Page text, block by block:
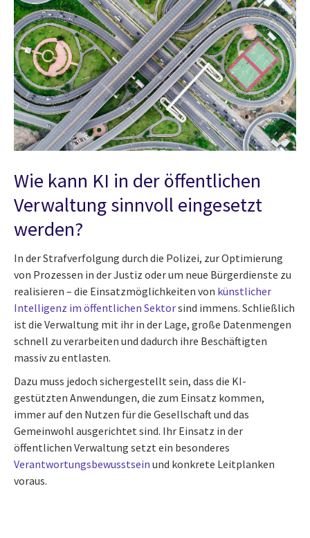
Wie kann KI in der öffentlichen
Verwaltung sinnvoll eingesetzt
werden?
In der Strafverfolgung durch die Polizei, zur Optimierung
von Prozessen in der Justiz oder um neue Bürgerdienste zu
realisieren – die Einsatzmöglichkeiten von künstlicher
Intelligenz im öffentlichen Sektorsind immens. Schließlich
ist die Verwaltung mit ihr in der Lage, große Datenmengen
schnell zu verarbeiten und dadurch ihre Beschäftigten
massiv zu entlasten.
Dazu muss jedoch sichergestellt sein, dass die KI-
gestützten Anwendungen, die zum Einsatz kommen,
immer auf den Nutzen für die Gesellschaft und das
Gemeinwohl ausgerichtet sind. Ihr Einsatz in der
öffentlichen Verwaltung setzt ein besonderes
Verantwortungsbewusstsein und konkrete Leitplanken
voraus.